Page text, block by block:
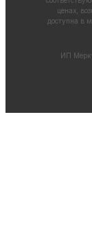
ценах,
доступна в
ИП